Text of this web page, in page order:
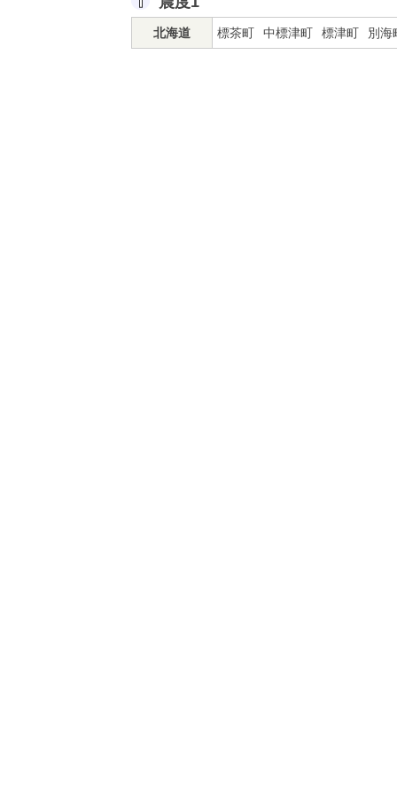
北海道 標茶町 中標津町 標津町 別海